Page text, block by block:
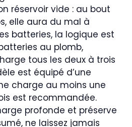
réservoir vide : au bout
elle aura du mal à
batteries, la logique est
au plomb,
tous les deux à trois
est équipé d’une
charge au moins une
est recommandée.
profonde et préserve
ne laissez jamais